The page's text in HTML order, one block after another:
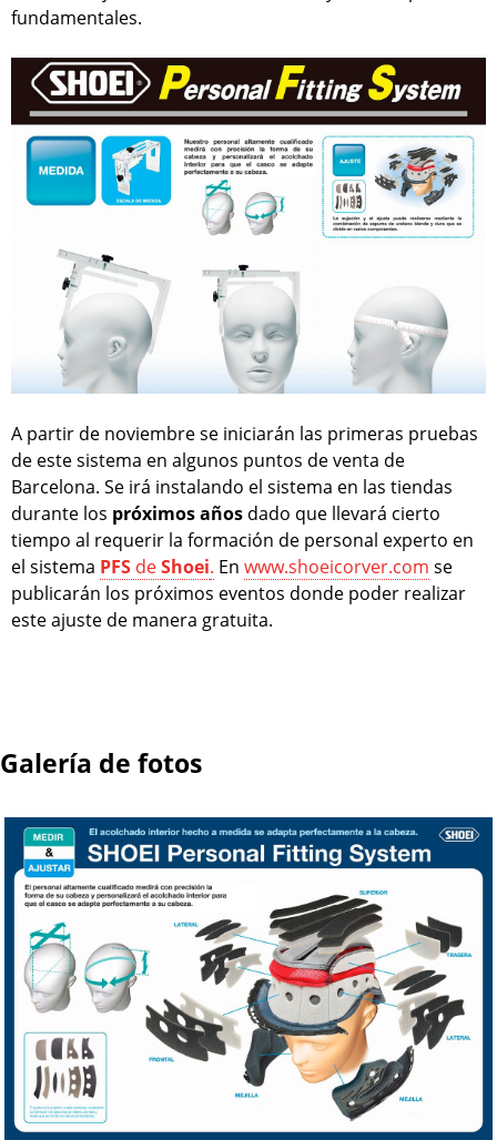
fundamentales.
A partir de noviembre se iniciarán las primeras pruebas
de este sistema en algunos puntos de venta de
Barcelona. Se irá instalando el sistema en las tiendas
durante los próximos años dado que llevará cierto
tiempo al requerir la formación de personal experto en
el sistema PFS deShoei. En www.shoeicorver.com se
publicarán los próximos eventos donde poder realizar
este ajuste de manera gratuita.
Galería de fotos